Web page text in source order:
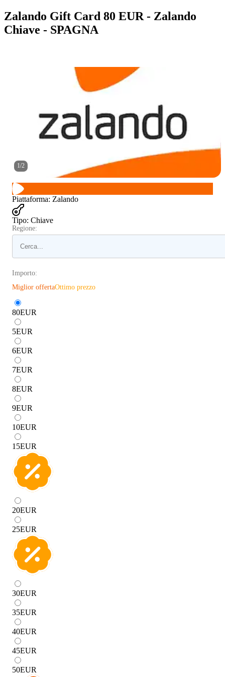
Zalando Gift Card 80 EUR - Zalando
Chiave - SPAGNA
1/2
Piattaforma: Zalando
Tipo: Chiave
Regione:
Importo:
Miglior offertaOttimo prezzo
80EUR
5EUR
6EUR
7EUR
8EUR
9EUR
10EUR
15EUR
20EUR
25EUR
30EUR
35EUR
40EUR
45EUR
50EUR